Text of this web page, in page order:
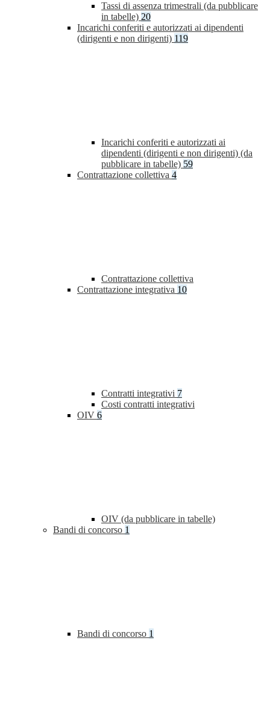
Tassi di assenza trimestrali (da pubblicare
in tabelle) 20
Incarichi conferiti e autorizzati ai dipendenti
(dirigenti e non dirigenti) 119
Incarichi conferiti e autorizzati ai
dipendenti (dirigenti e non dirigenti) (da
pubblicare in tabelle) 59
Contrattazione collettiva 4
Contrattazione collettiva
Contrattazione integrativa 10
Contratti integrativi 7
Costi contratti integrativi
OIV 6
OIV (da pubblicare in tabelle)
Bandi di concorso 1
Bandi di concorso 1